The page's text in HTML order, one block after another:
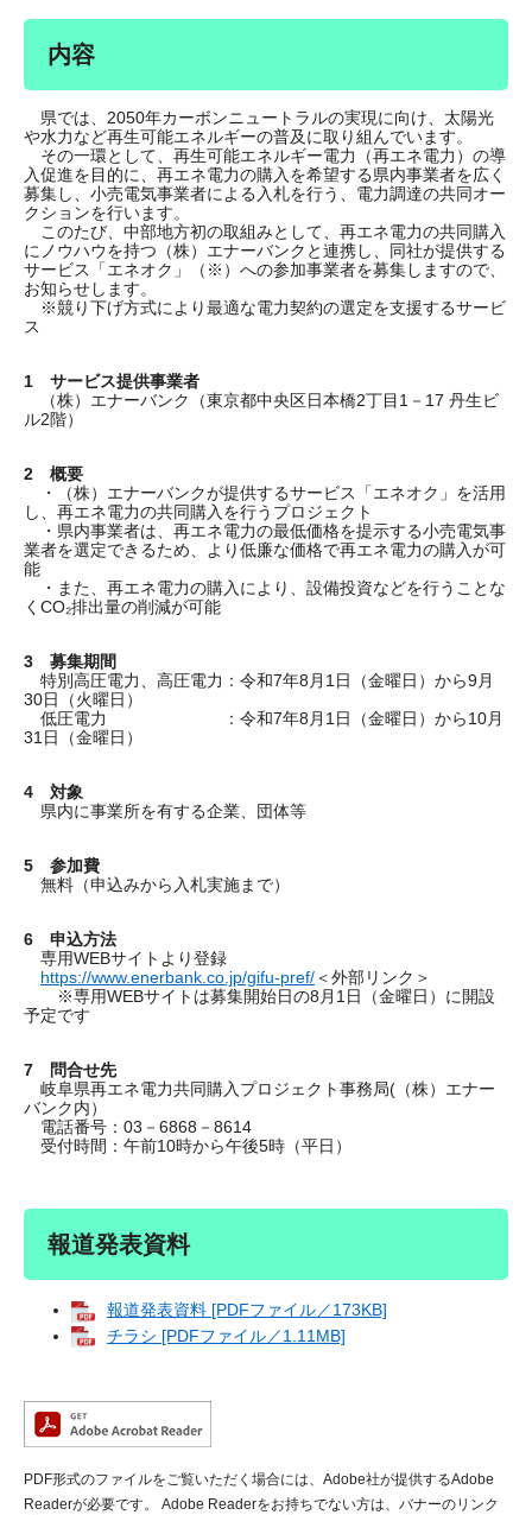
内容
県では、2050年カーボンニュートラルの実現に向け、太陽光
や水力など再生可能エネルギーの普及に取り組んでいます。
その一環として、再生可能エネルギー電力（再エネ電力）の導
入促進を目的に、再エネ電力の購入を希望する県内事業者を広く
募集し、小売電気事業者による入札を行う、電力調達の共同オー
クションを行います。
このたび、中部地方初の取組みとして、再エネ電力の共同購入
にノウハウを持つ（株）エナーバンクと連携し、同社が提供する
サービス「エネオク」（※）への参加事業者を募集しますので、
お知らせします。
※競り下げ方式により最適な電力契約の選定を支援するサービ
ス
1 サービス提供事業者
（株）エナーバンク（東京都中央区日本橋2丁目1－17 丹生ビ
ル2階）
2 概要
・（株）エナーバンクが提供するサービス「エネオク」を活用
し、再エネ電力の共同購入を行うプロジェクト
・県内事業者は、再エネ電力の最低価格を提示する小売電気事
業者を選定できるため、より低廉な価格で再エネ電力の購入が可
能
・また、再エネ電力の購入により、設備投資などを行うことな
くCO₂排出量の削減が可能
3 募集期間
特別高圧電力、高圧電力：令和7年8月1日（金曜日）から9月
30日（火曜日）
低圧電力 ：令和7年8月1日（金曜日）から10月
31日（金曜日）
4 対象
県内に事業所を有する企業、団体等
5 参加費
無料（申込みから入札実施まで）
6 申込方法
専用WEBサイトより登録
https://www.enerbank.co.jp/gifu-pref/＜外部リンク＞
※専用WEBサイトは募集開始日の8月1日（金曜日）に開設
予定です
7 問合せ先
岐阜県再エネ電力共同購入プロジェクト事務局(（株）エナー
バンク内）
電話番号：03－6868－8614
受付時間：午前10時から午後5時（平日）
報道発表資料
報道発表資料 [PDFファイル／173KB]
チラシ [PDFファイル／1.11MB]
PDF形式のファイルをご覧いただく場合には、Adobe社が提供するAdobe
Readerが必要です。
Adobe Readerをお持ちでない方は、バナーのリンク